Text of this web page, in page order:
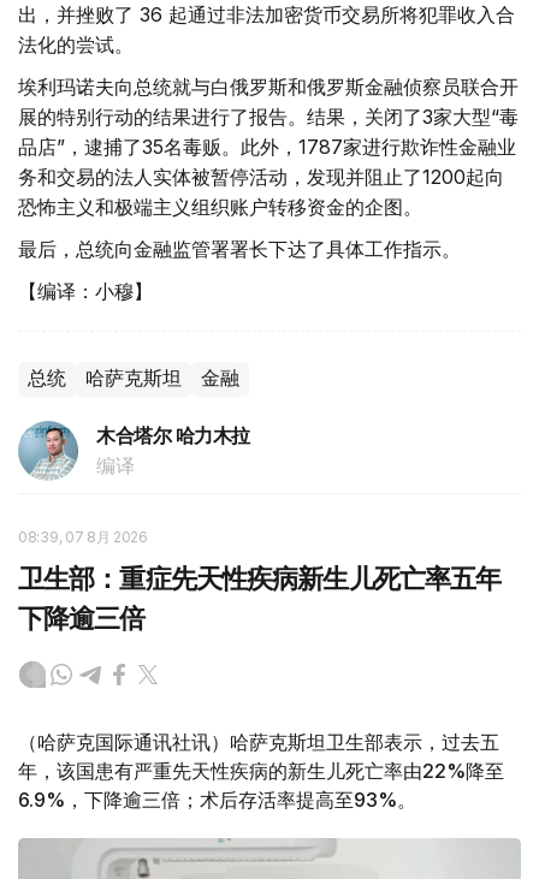
出，并挫败了 36 起通过非法加密货币交易所将犯罪收入合
法化的尝试。
埃利玛诺夫向总统就与白俄罗斯和俄罗斯金融侦察员联合开
展的特别行动的结果进行了报告。结果，关闭了3家大型“毒
品店”，逮捕了35名毒贩。此外，1787家进行欺诈性金融业
务和交易的法人实体被暂停活动，发现并阻止了1200起向
恐怖主义和极端主义组织账户转移资金的企图。
最后，总统向金融监管署署长下达了具体工作指示。
【编译：小穆】
总统 哈萨克斯坦 金融
木合塔尔 哈力木拉
编译
08:39, 07 8月 2026
卫生部：重症先天性疾病新生儿死亡率五年
下降逾三倍
（哈萨克国际通讯社讯）哈萨克斯坦卫生部表示，过去五
年，该国患有严重先天性疾病的新生儿死亡率由22%降至
6.9%，下降逾三倍；术后存活率提高至93%。